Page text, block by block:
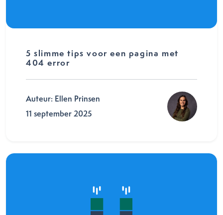
5 slimme tips voor een pagina met
404 error
Auteur: Ellen Prinsen
11 september 2025